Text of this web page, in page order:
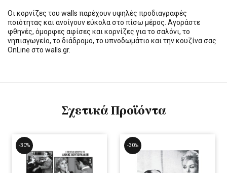
Οι κορνίζες του walls παρέχουν υψηλές προδιαγραφές
ποιότητας και ανοίγουν εύκολα στο πίσω μέρος. Αγοράστε
φθηνές, όμορφες αφίσες και κορνίζες για το σαλόνι, το
νηπιαγωγείο, το διάδρομο, το υπνοδωμάτιο και την κουζίνα σας
OnLine στο walls.gr.
Σχετικά Προϊόντα
-30% -30%